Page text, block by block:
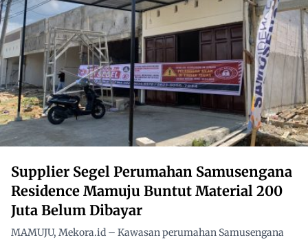
Supplier Segel Perumahan Samusengana
Residence Mamuju Buntut Material 200
Juta Belum Dibayar
MAMUJU, Mekora.id – Kawasan perumahan Samusengana